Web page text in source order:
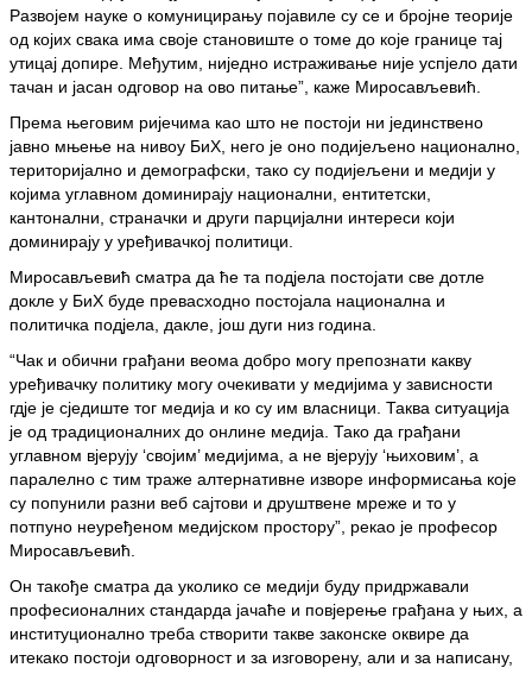
Развојем науке о комуницирању појавиле су се и бројне теорије
од којих свака има своје становиште о томе до које границе тај
утицај допире. Међутим, ниједно истраживање није успјело дати
тачан и јасан одговор на ово питање”, каже Миросављевић.
Према његовим ријечима као што не постоји ни јединствено
јавно мњење на нивоу БиХ, него је оно подијељено национално,
територијално и демографски, тако су подијељени и медији у
којима углавном доминирају национални, ентитетски,
кантонални, страначки и други парцијални интереси који
доминирају у уређивачкој политици.
Миросављевић сматра да ће та подјела постојати све дотле
докле у БиХ буде превасходно постојала национална и
политичка подјела, дакле, још дуги низ година.
“Чак и обични грађани веома добро могу препознати какву
уређивачку политику могу очекивати у медијима у зависности
гдје је сједиште тог медија и ко су им власници. Таква ситуација
је од традиционалних до онлине медија. Тако да грађани
углавном вјерују ‘својим’ медијима, а не вјерују ‘њиховим’, а
паралелно с тим траже алтернативне изворе информисања које
су попунили разни веб сајтови и друштвене мреже и то у
потпуно неуређеном медијском простору”, рекао је професор
Миросављевић.
Он такође сматра да уколико се медији буду придржавали
професионалних стандарда јачаће и повјерење грађана у њих, а
институционално треба створити такве законске оквире да
итекако постоји одговорност и за изговорену, али и за написану,